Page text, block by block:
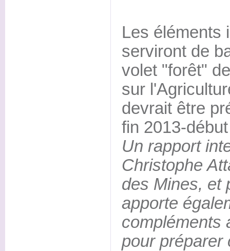
Les éléments
serviront de
volet "forêt"
sur
devrait être
fin 2013-
Un rapport
Christophe
des Mines, et
apporte
compléments
pour préparer